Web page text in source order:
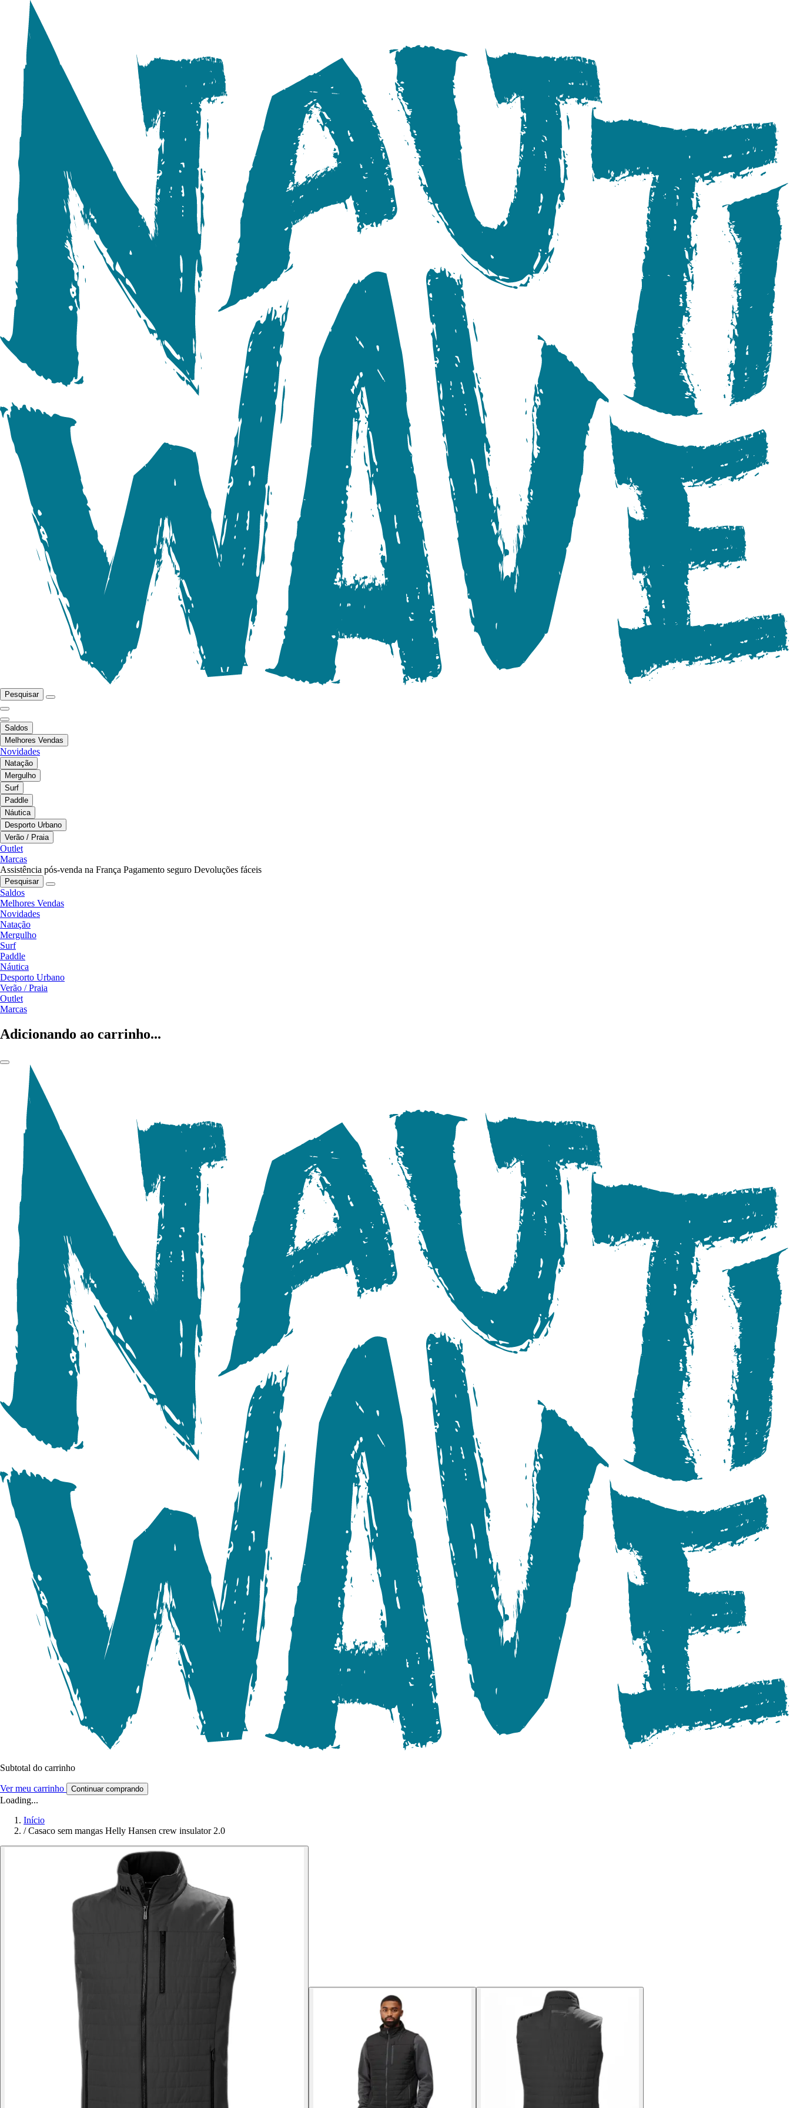
Pesquisar
Saldos
Melhores Vendas
Novidades
Natação
Mergulho
Surf
Paddle
Náutica
Desporto Urbano
Verão / Praia
Outlet
Marcas
Assistência pós-venda na França Pagamento seguro Devoluções fáceis
Pesquisar
Saldos
Melhores Vendas
Novidades
Natação
Mergulho
Surf
Paddle
Náutica
Desporto Urbano
Verão / Praia
Outlet
Marcas
Adicionando ao carrinho...
Subtotal do carrinho
Ver meu carrinho Continuar comprando
Loading...
Início
/ Casaco sem mangas Helly Hansen crew insulator 2.0